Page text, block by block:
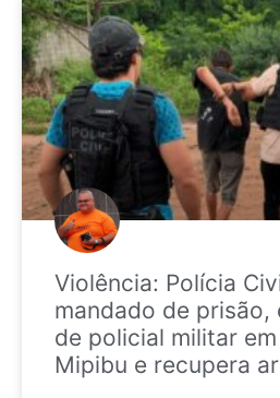
Violência: Polícia
mandado de prisão,
de policial militar
Mipibu e recupera